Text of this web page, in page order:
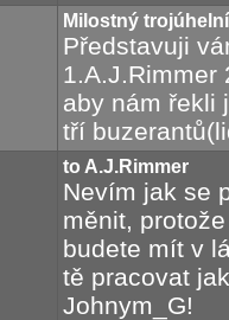
Milostný
Představuji
1.A.J.Rimmer
aby nám řekli
tří
to A.J.Rimmer
Nevím jak se
měnit,
budete mít v
tě pracovat
Johnym_G!